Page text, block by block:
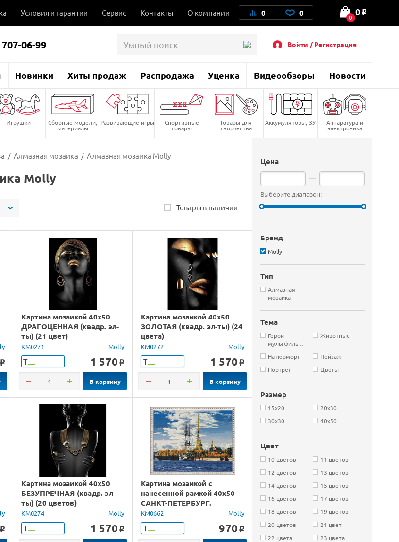
Условия и гарантии Сервис Контакты О компании 0 0 0
0 o
06-99 Войти / Регистрация
Новинки Хиты продаж Распродажа Уценка Видеообзоры Новости
Игрушки Сборные модели,
материалы
Развивающие игры Спортивные
товары
Товары для
творчества
Аккумуляторы, ЗУ Аппаратура и
электроника
Цена
Выберите диапазон:
Бренд
Molly
Тип
Алмазная
мозаика
Тема
Герои
мультфильмов
Животные
Натюрморт
Пейзаж
Портрет
Цветы
Размер
15х20
20х30
30х30
40х50
Цвет
10 цветов
11 цветов
12 цветов
13 цветов
14 цветов
15 цветов
16 цветов
17 цветов
18 цветов
19 цветов
20 цветов
21 цвет
22 цвета
23 цвета
/ Алмазная мозаика / Алмазная мозаика Molly
Molly
Товары в наличии
o
Картина мозаикой 40х50
ДРАГОЦЕННАЯ (квадр. эл-
ты) (21 цвет)
KM0271 Molly
Т 1 570 o
В корзину
Картина мозаикой 40х50
ЗОЛОТАЯ (квадр. эл-ты) (24
цвета)
KM0272 Molly
Т 1 570 o
В корзину
o
Картина мозаикой 40х50
БЕЗУПРЕЧНАЯ (квадр. эл-
ты) (20 цветов)
KM0274 Molly
Т 1 570 o
Картина мозаикой с
нанесенной рамкой 40х50
САНКТ-ПЕТЕРБУРГ.
ПЕТРОПАВЛОВСКАЯ
КРЕПОСТЬ (36 цветов)
KM0662 Molly
Т 970 o